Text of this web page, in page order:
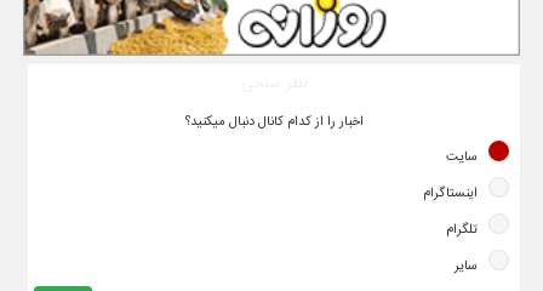
اخبار را از کدام کانال دنبال میکنید؟
سایت
اینستاگرام
تلگرام
سایر